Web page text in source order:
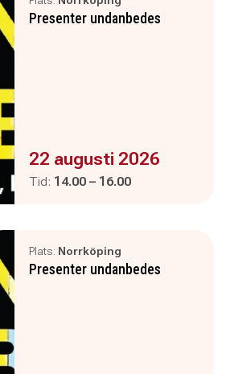
Presenter undanbedes
Evenemanget är :
22 augusti 2026
Tid: Pågår mellan
14.00 – och
16.00
Plats: Norrköping
Presenter undanbedes